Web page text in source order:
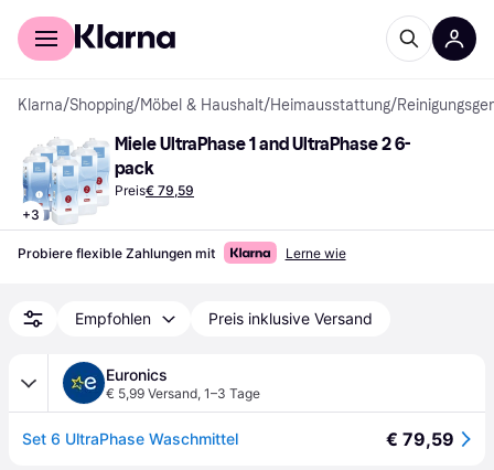
Für Shopper
Klarna/Shopping/Möbel & Haushalt/Heimausstattung/
+3
Miele UltraPhase 1 and UltraPhase 2 6-
pack
Preis€ 79,59
Probiere flexible Zahlungen mit Lerne wie
Empfohlen Preis inklusive Versand
Euronics
€ 5,99 Versand, 1–3 Tage
Set 6 UltraPhase Waschmittel € 79,59